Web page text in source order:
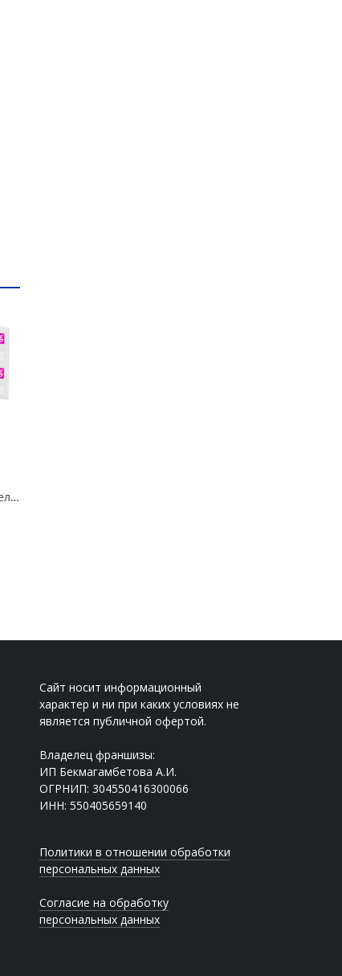
Подушка опоры двигателя правая 2180 Vesta, CS-20 в Омске
Сайт носит информационный
характер и ни при каких условиях не
является публичной офертой.
Владелец франшизы:
ИП Бекмагамбетова А.И.
ОГРНИП: 304550416300066
ИНН: 550405659140
Политики в отношении обработки
персональных данных
Согласие на обработку
персональных данных